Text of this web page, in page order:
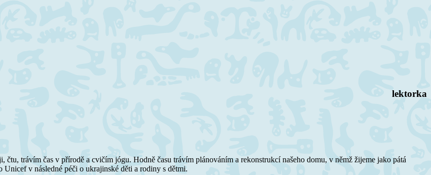
lektorka
čtu, trávím čas v přírodě a cvičím jógu. Hodně času trávím plánováním a rekonstrukcí našeho domu, v němž žijeme jako pátá
Unicef v následné péči o ukrajinské děti a rodiny s dětmi.